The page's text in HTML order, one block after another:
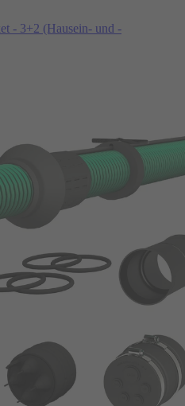
- 3+2 (Hausein- und -